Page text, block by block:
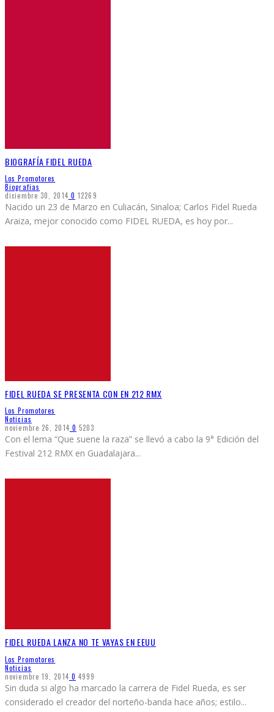
BIOGRAFÍA FIDEL RUEDA
Los Promotores
Biografias
diciembre 30, 2014 0 12269
Nacido un 23 de Marzo en Culiacán, Sinaloa; Carlos Fidel Rueda
Araiza, mejor conocido como FIDEL RUEDA, es hoy por...
FIDEL RUEDA SE PRESENTA CON EN 212 RMX
Los Promotores
Noticias
noviembre 26, 2014 0 5203
Con el lema “Que suene la raza” se llevó a cabo la 9° Edición del
Festival 212 RMX en Guadalajara...
FIDEL RUEDA LANZA NO TE VAYAS EN EEUU
Los Promotores
Noticias
noviembre 19, 2014 0 4999
Sin duda si algo ha marcado la carrera de Fidel Rueda, es ser
considerado el creador del norteño-banda hace años; estilo...